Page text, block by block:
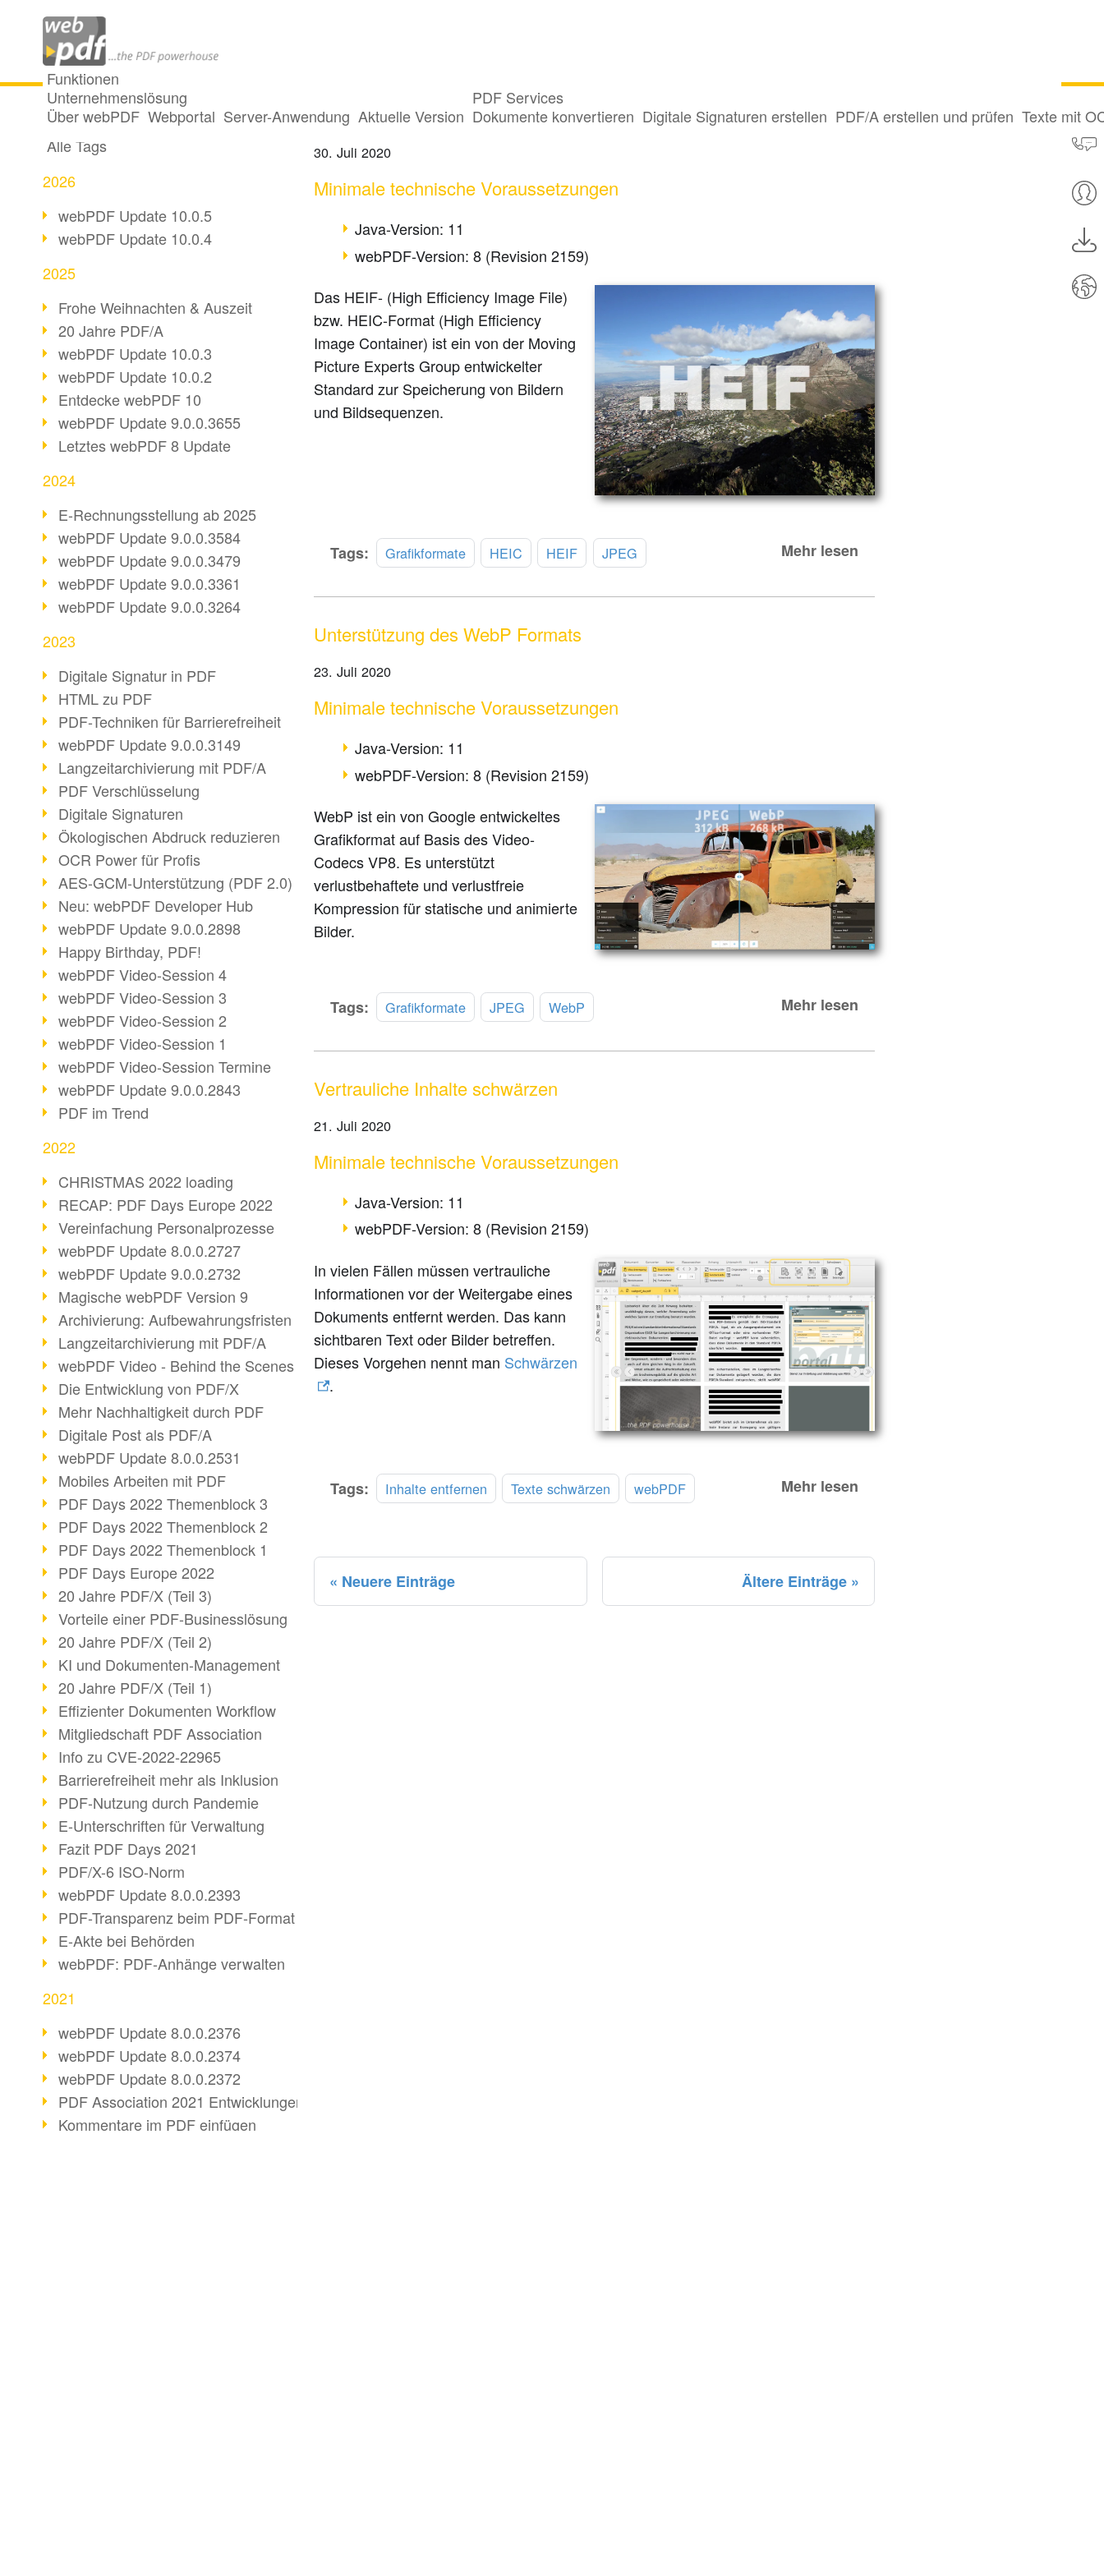
Funktionen
Unternehmenslösung
Über webPDF Webportal Server-Anwendung Aktuelle Version
PDF Services
Dokumente konvertieren Digitale Signaturen erstellen PDF/A erstellen und prüfen Texte mit
Alle Beiträge
Alle Tags
2026
webPDF Update 10.0.5
webPDF Update 10.0.4
2025
Frohe Weihnachten & Auszeit
20 Jahre PDF/A
webPDF Update 10.0.3
webPDF Update 10.0.2
Entdecke webPDF 10
webPDF Update 9.0.0.3655
Letztes webPDF 8 Update
2024
E-Rechnungsstellung ab 2025
webPDF Update 9.0.0.3584
webPDF Update 9.0.0.3479
webPDF Update 9.0.0.3361
webPDF Update 9.0.0.3264
2023
Digitale Signatur in PDF
HTML zu PDF
PDF-Techniken für Barrierefreiheit
webPDF Update 9.0.0.3149
Langzeitarchivierung mit PDF/A
PDF Verschlüsselung
Digitale Signaturen
Ökologischen Abdruck reduzieren
OCR Power für Profis
AES-GCM-Unterstützung (PDF 2.0)
Neu: webPDF Developer Hub
webPDF Update 9.0.0.2898
Happy Birthday, PDF!
webPDF Video-Session 4
webPDF Video-Session 3
webPDF Video-Session 2
webPDF Video-Session 1
webPDF Video-Session Termine
webPDF Update 9.0.0.2843
PDF im Trend
2022
CHRISTMAS 2022 loading
RECAP: PDF Days Europe 2022
Vereinfachung Personalprozesse
webPDF Update 8.0.0.2727
webPDF Update 9.0.0.2732
Magische webPDF Version 9
Archivierung: Aufbewahrungsfristen
Langzeitarchivierung mit PDF/A
webPDF Video - Behind the Scenes
Die Entwicklung von PDF/X
Mehr Nachhaltigkeit durch PDF
Digitale Post als PDF/A
webPDF Update 8.0.0.2531
Mobiles Arbeiten mit PDF
PDF Days 2022 Themenblock 3
PDF Days 2022 Themenblock 2
PDF Days 2022 Themenblock 1
PDF Days Europe 2022
20 Jahre PDF/X (Teil 3)
Vorteile einer PDF-Businesslösung
20 Jahre PDF/X (Teil 2)
KI und Dokumenten-Management
20 Jahre PDF/X (Teil 1)
Effizienter Dokumenten Workflow
Mitgliedschaft PDF Association
Info zu CVE-2022-22965
Barrierefreiheit mehr als Inklusion
PDF-Nutzung durch Pandemie
E-Unterschriften für Verwaltung
Fazit PDF Days 2021
PDF/X-6 ISO-Norm
webPDF Update 8.0.0.2393
PDF-Transparenz beim PDF-Format
E-Akte bei Behörden
webPDF: PDF-Anhänge verwalten
2021
webPDF Update 8.0.0.2376
webPDF Update 8.0.0.2374
webPDF Update 8.0.0.2372
PDF Association 2021 Entwicklungen
Kommentare im PDF einfügen
Vertrauliche Inhalte schwärzen
30. Juli 2020
Minimale technische Voraussetzungen
Java-Version: 11
webPDF-Version: 8 (Revision 2159)
Das HEIF- (High Efficiency Image File)
bzw. HEIC-Format (High Efficiency
Image Container) ist ein von der Moving
Picture Experts Group entwickelter
Standard zur Speicherung von Bildern
und Bildsequenzen.
Tags: Grafikformate HEIC HEIF JPEG Mehr lesen
Unterstützung des WebP Formats
23. Juli 2020
Minimale technische Voraussetzungen
Java-Version: 11
webPDF-Version: 8 (Revision 2159)
WebP ist ein von Google entwickeltes
Grafikformat auf Basis des Video-
Codecs VP8. Es unterstützt
verlustbehaftete und verlustfreie
Kompression für statische und animierte
Bilder.
Tags: Grafikformate JPEG WebP Mehr lesen
Vertrauliche Inhalte schwärzen
21. Juli 2020
Minimale technische Voraussetzungen
Java-Version: 11
webPDF-Version: 8 (Revision 2159)
In vielen Fällen müssen vertrauliche
Informationen vor der Weitergabe eines
Dokuments entfernt werden. Das kann
sichtbaren Text oder Bilder betreffen.
Dieses Vorgehen nennt man Schwärzen
.
Tags: Inhalte entfernen Texte schwärzen webPDF Mehr lesen
Neuere Einträge Ältere Einträge